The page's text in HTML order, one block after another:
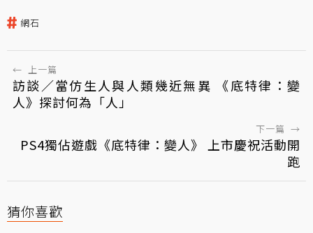
網石
← 上一篇
訪談／當仿生人與人類幾近無異 《底特律：變
人》探討何為「人」
下一篇 →
PS4獨佔遊戲《底特律：變人》 上市慶祝活動開
跑
猜你喜歡